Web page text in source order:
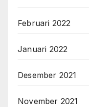
Februari 2022
Januari 2022
Desember 2021
November 2021